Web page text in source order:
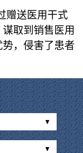
赠送医用干式
取到销售医用
，侵害了患者